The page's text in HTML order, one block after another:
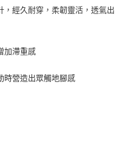
經久耐穿，柔韌靈活，透氣出
加滯重感
時營造出眾觸地腳感